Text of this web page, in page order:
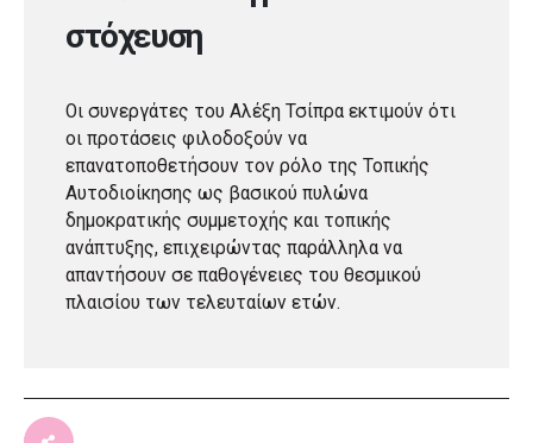
στόχευση
Οι συνεργάτες του Αλέξη Τσίπρα εκτιμούν ότι
οι προτάσεις φιλοδοξούν να
επανατοποθετήσουν τον ρόλο της Τοπικής
Αυτοδιοίκησης ως βασικού πυλώνα
δημοκρατικής συμμετοχής και τοπικής
ανάπτυξης, επιχειρώντας παράλληλα να
απαντήσουν σε παθογένειες του θεσμικού
πλαισίου των τελευταίων ετών.